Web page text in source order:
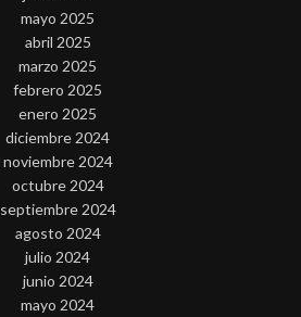
mayo 2025
abril 2025
marzo 2025
febrero 2025
enero 2025
diciembre 2024
noviembre 2024
octubre 2024
septiembre 2024
agosto 2024
julio 2024
junio 2024
mayo 2024